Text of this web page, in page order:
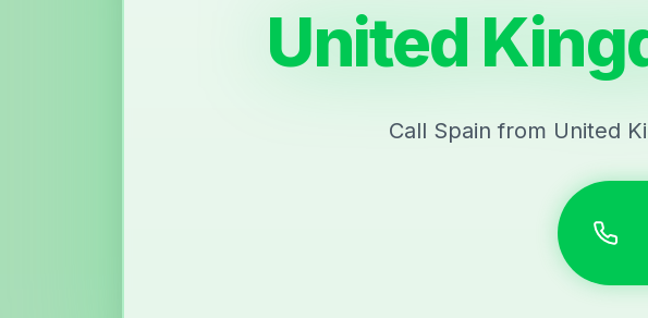
United
Call Spain from United